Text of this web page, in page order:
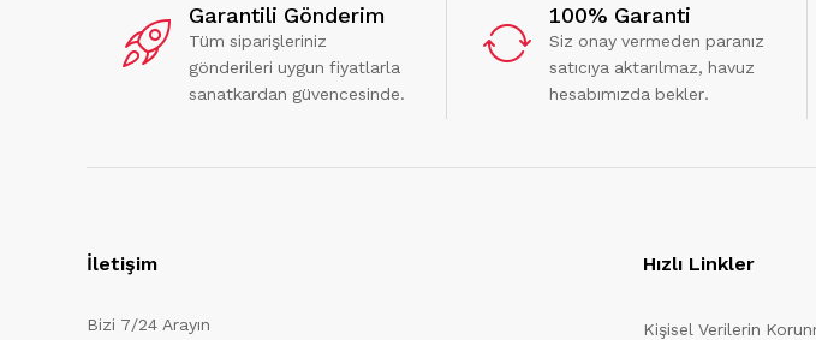
Garantili Gönderim
Tüm siparişleriniz
gönderileri uygun fiyatlarla
sanatkardan güvencesinde.
100% Garanti
Siz onay vermeden paranız
satıcıya aktarılmaz, havuz
hesabımızda bekler.
İletişim
Bizi 7/24 Arayın
Hızlı Linkler
Kişisel Verilerin